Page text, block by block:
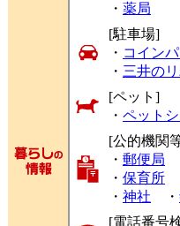
・ 薬局
[駐車場]
・ コイン
・ 三井の
[ペット]
・ ペット
[公的機関
・ 郵便局
・ 保育所
・ 神社 ・
[電話番号